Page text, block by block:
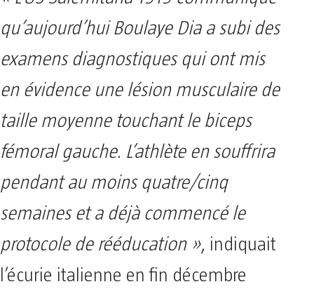
qu’aujourd’hui Boulaye Dia a subi des
examens diagnostiques qui ont mis
en évidence une lésion musculaire de
taille moyenne touchant le biceps
fémoral gauche. L’athlète en souffrira
pendant au moins quatre/cinq
semaines et a déjà commencé le
protocole de rééducation », indiquait
l’écurie italienne en fin décembre